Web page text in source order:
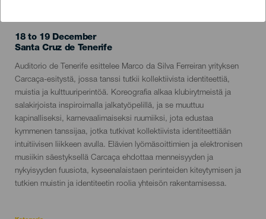
18 to 19 December
Localidad
Santa Cruz de Tenerife
Descripción
del
evento
Auditorio de Tenerife esittelee Marco da Silva Ferreiran yrityksen
Carcaça-esitystä, jossa tanssi tutkii kollektiivista identiteettiä,
muistia ja kulttuuriperintöä. Koreografia alkaa klubirytmeistä ja
salakirjoista inspiroimalla jalkatyöpelillä, ja se muuttuu
kapinalliseksi, karnevaalimaiseksi ruumiiksi, jota edustaa
kymmenen tanssijaa, jotka tutkivat kollektiivista identiteettiään
intuitiivisen liikkeen avulla. Elävien lyömäsoittimien ja elektronisen
musiikin säestyksellä Carcaça ehdottaa menneisyyden ja
nykyisyyden fuusiota, kyseenalaistaen perinteiden kiteytymisen ja
tutkien muistin ja identiteetin roolia yhteisön rakentamisessa.